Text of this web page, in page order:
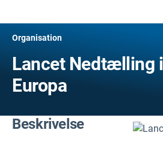
Organisation
Lancet Nedtælling i
Europa
Beskrivelse